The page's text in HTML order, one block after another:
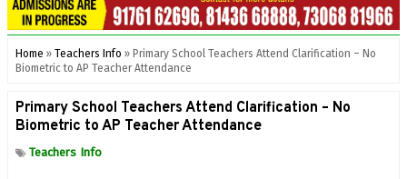
Home » Teachers Info » Primary School Teachers Attend Clarification – No
Biometric to AP Teacher Attendance
Primary School Teachers Attend Clarification – No
Biometric to AP Teacher Attendance
Teachers Info